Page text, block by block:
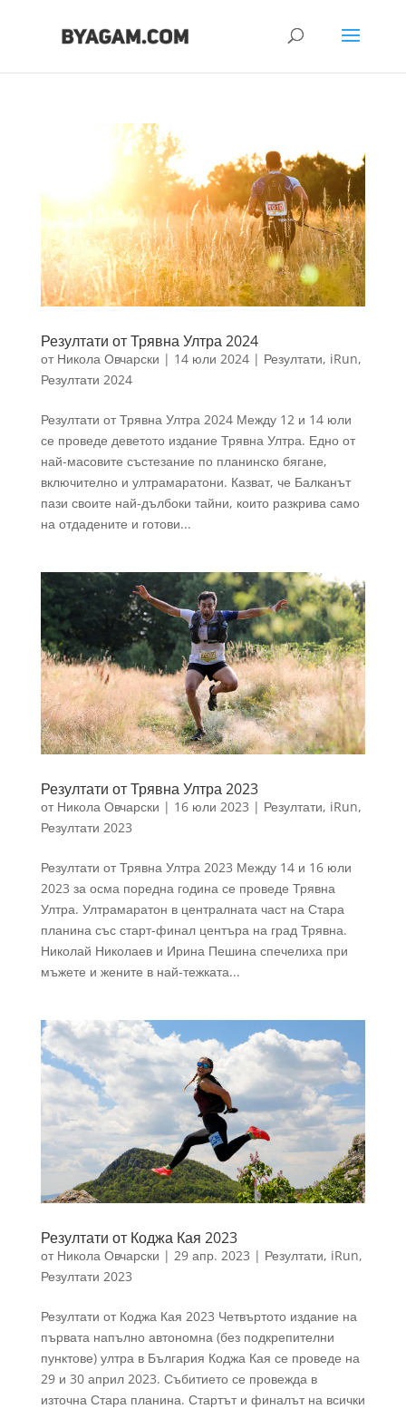
Резултати от Трявна Ултра 2024
от Никола Овчарски | 14 юли 2024| Резултати, iRun,
Резултати 2024
Резултати от Трявна Ултра 2024 Между 12 и 14 юли
се проведе деветото издание Трявна Ултра. Едно от
най-масовите състезание по планинско бягане,
включително и ултрамаратони. Казват, че Балканът
пази своите най-дълбоки тайни, които разкрива само
на отдадените и готови...
Резултати от Трявна Ултра 2023
от Никола Овчарски | 16 юли 2023 | Резултати, iRun,
Резултати 2023
Резултати от Трявна Ултра 2023 Между 14 и 16 юли
2023 за осма поредна година се проведе Трявна
Ултра. Ултрамаратон в централната част на Стара
планина със старт-финал центъра на град Трявна.
Николай Николаев и Ирина Пешина спечелиха при
мъжете и жените в най-тежката...
Резултати от Коджа Кая 2023
от Никола Овчарски | 29 апр. 2023 | Резултати, iRun,
Резултати 2023
Резултати от Коджа Кая 2023 Четвъртото издание на
първата напълно автономна (без подкрепителни
пунктове) ултра в България Коджа Кая се проведе на
29 и 30 април 2023. Събитието се провежда в
източна Стара планина. Стартът и финалът на всички